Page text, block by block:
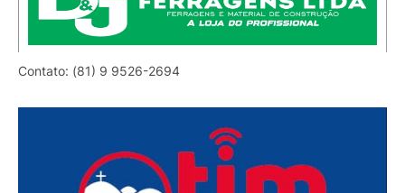
Contato: (81) 9 9526-2694